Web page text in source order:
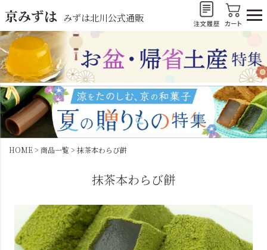
京みずは みずは北川公式通販
HOME 商品一覧 抹茶本わらび餅
抹茶本わらび餅